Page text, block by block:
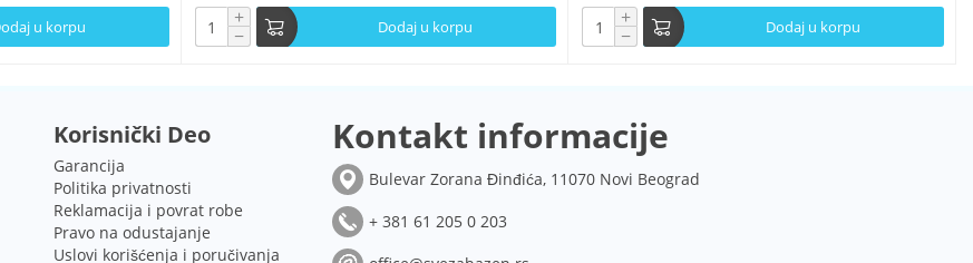
u korpu +
− Dodaj u korpu +
− Dodaj u korpu
Korisnički Deo
Garancija
Politika privatnosti
Reklamacija i povrat robe
Pravo na odustajanje
Uslovi korišćenja i poručivanja
Kontakt informacije
Bulevar Zorana Đinđića, 11070 Novi Beograd
+ 381 61 205 0 203